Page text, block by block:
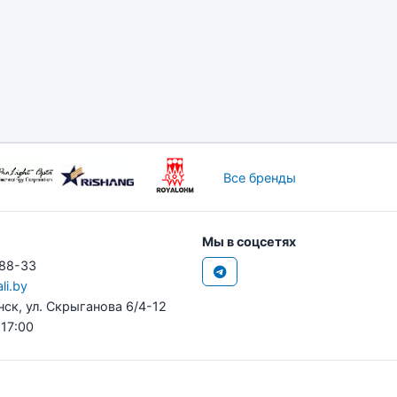
Все бренды
33
ул. Скрыганова 6/4-12
Мы в соцсетях